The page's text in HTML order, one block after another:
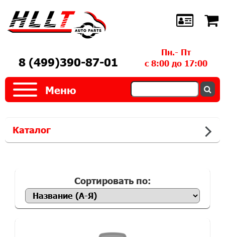
8 (499)390-87-01
Пн.- Пт
с 8:00 до 17:00
Меню
Каталог
Сортировать по: